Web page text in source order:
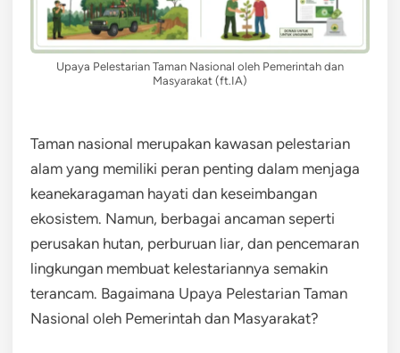
Upaya Pelestarian Taman Nasional oleh Pemerintah dan
Masyarakat (ft.IA)
Taman nasional merupakan kawasan pelestarian
alam yang memiliki peran penting dalam menjaga
keanekaragaman hayati dan keseimbangan
ekosistem. Namun, berbagai ancaman seperti
perusakan hutan, perburuan liar, dan pencemaran
lingkungan membuat kelestariannya semakin
terancam. Bagaimana Upaya Pelestarian Taman
Nasional oleh Pemerintah dan Masyarakat?